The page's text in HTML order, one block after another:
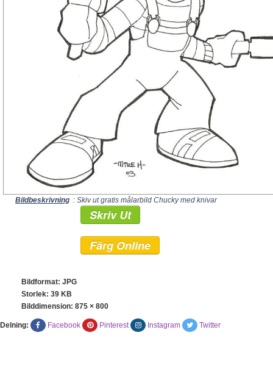
Bildbeskrivning : Skiv ut gratis målarbild Chucky med knivar
Skriv Ut
Färg Online
Bildformat: JPG
Storlek: 39 KB
Bilddimension: 875 × 800
Delning: Facebook Pinterest Instagram Twitter